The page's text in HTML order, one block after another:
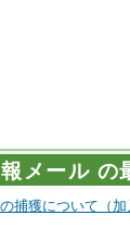
メール の
捕獲について（加